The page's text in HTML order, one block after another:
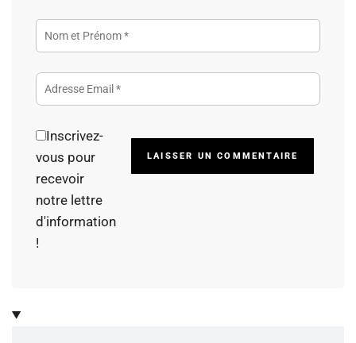
Inscrivez-
vous pour
recevoir
notre lettre
d'information
!